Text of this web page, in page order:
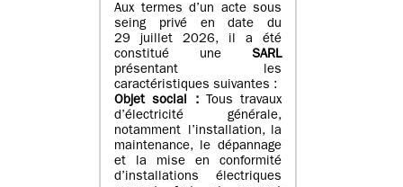
Aux termes d’un acte sous
seing privé en date du
29 juillet 2026, il a été
constitué une SARL
présentant les
caractéristiques suivantes :
Objet social :
Tous travaux
d’électricité générale,
notamment l’installation, la
maintenance, le dépannage
et la mise en conformité
d’installations électriques